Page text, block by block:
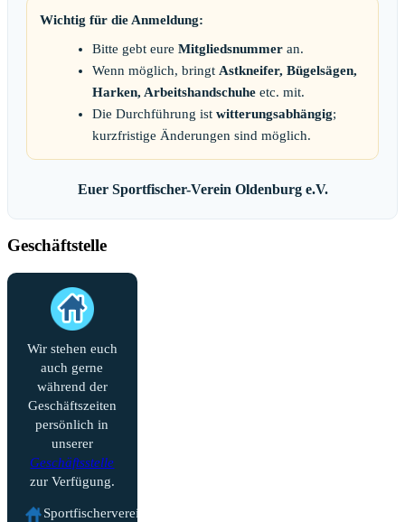
Wichtig für die Anmeldung:
Bitte gebt eure Mitgliedsnummer an.
Wenn möglich, bringt Astkneifer, Bügelsägen,
Harken, Arbeitshandschuhe etc. mit.
Die Durchführung ist witterungsabhängig;
kurzfristige Änderungen sind möglich.
Euer Sportfischer-Verein Oldenburg e.V.
Geschäftstelle
Wir stehen euch
auch gerne
während der
Geschäftszeiten
persönlich in
unserer
Geschäftsstelle
zur Verfügung.
Sportfischerverein